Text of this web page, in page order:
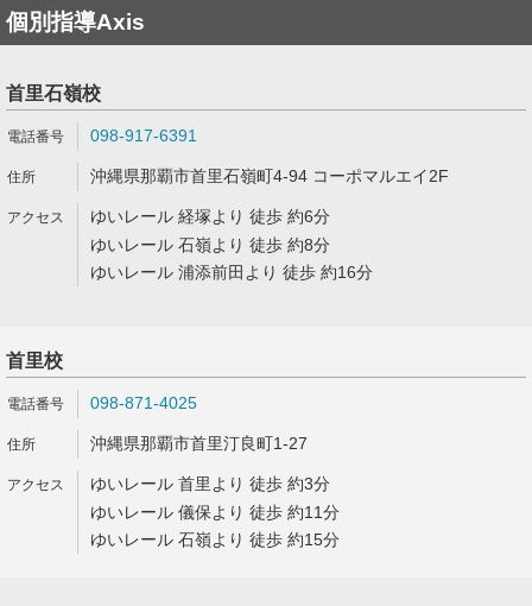
個別指導Axis
首里石嶺校
098-917-6391
沖縄県那覇市首里石嶺町4-94 コーポマルエイ2F
ゆいレール 経塚より 徒歩 約6分
ゆいレール 石嶺より 徒歩 約8分
ゆいレール 浦添前田より 徒歩 約16分
首里校
098-871-4025
沖縄県那覇市首里汀良町1-27
ゆいレール 首里より 徒歩 約3分
ゆいレール 儀保より 徒歩 約11分
ゆいレール 石嶺より 徒歩 約15分